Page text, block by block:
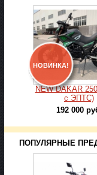
НОВИНКА!
NEW DAKAR
с ЭПТС)
192 000
ПОПУЛЯРНЫЕ